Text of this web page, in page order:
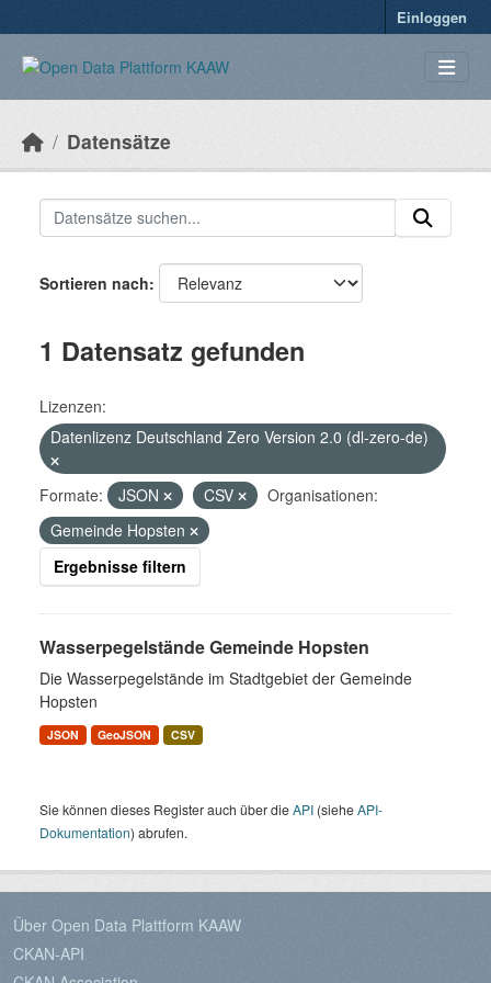
Einloggen
Datensätze
Sortieren nach
1 Datensatz gefunden
Lizenzen:
Datenlizenz Deutschland Zero Version 2.0 (dl-zero-de)
Formate: JSON CSV
Organisationen:
Gemeinde Hopsten
Ergebnisse filtern
Wasserpegelstände Gemeinde Hopsten
Die Wasserpegelstände im Stadtgebiet der Gemeinde
Hopsten
JSON GeoJSON CSV
Sie können dieses Register auch über dieAPI (sieheAPI-
Dokumentation) abrufen.
Über Open Data Plattform KAAW
CKAN-API